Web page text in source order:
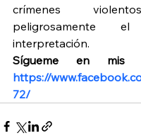
crímenes
peligrosamente
interpretación.
https://
72/